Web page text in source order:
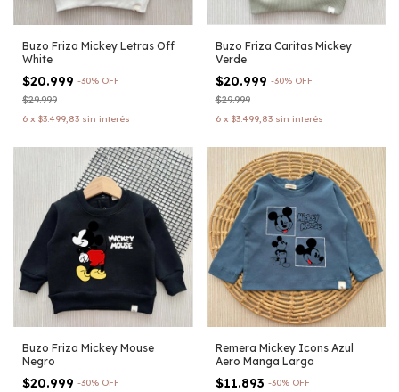
Buzo Friza Mickey Letras Off
White
$20.999 -30% OFF
$29.999
6 x $3.499,83 sin interés
Buzo Friza Caritas Mickey
Verde
$20.999 -30% OFF
$29.999
6 x $3.499,83 sin interés
Buzo Friza Mickey Mouse
Negro
$20.999 -30% OFF
Remera Mickey Icons Azul
Aero Manga Larga
$11.893 -30% OFF